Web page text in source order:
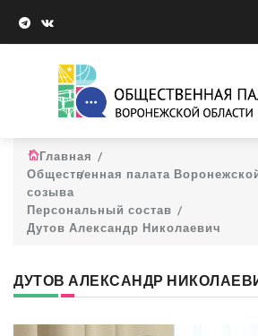
Главная
Общественная палата
созыва
Персональный состав
Дутов Александр Николаевич
ДУТОВ АЛЕКСАНДР